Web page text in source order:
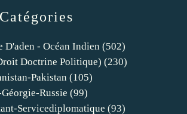
Catégories
D'aden - Océan Indien (502)
Doctrine Politique) (230)
Pakistan (105)
Russie (99)
Servicediplomatique (93)